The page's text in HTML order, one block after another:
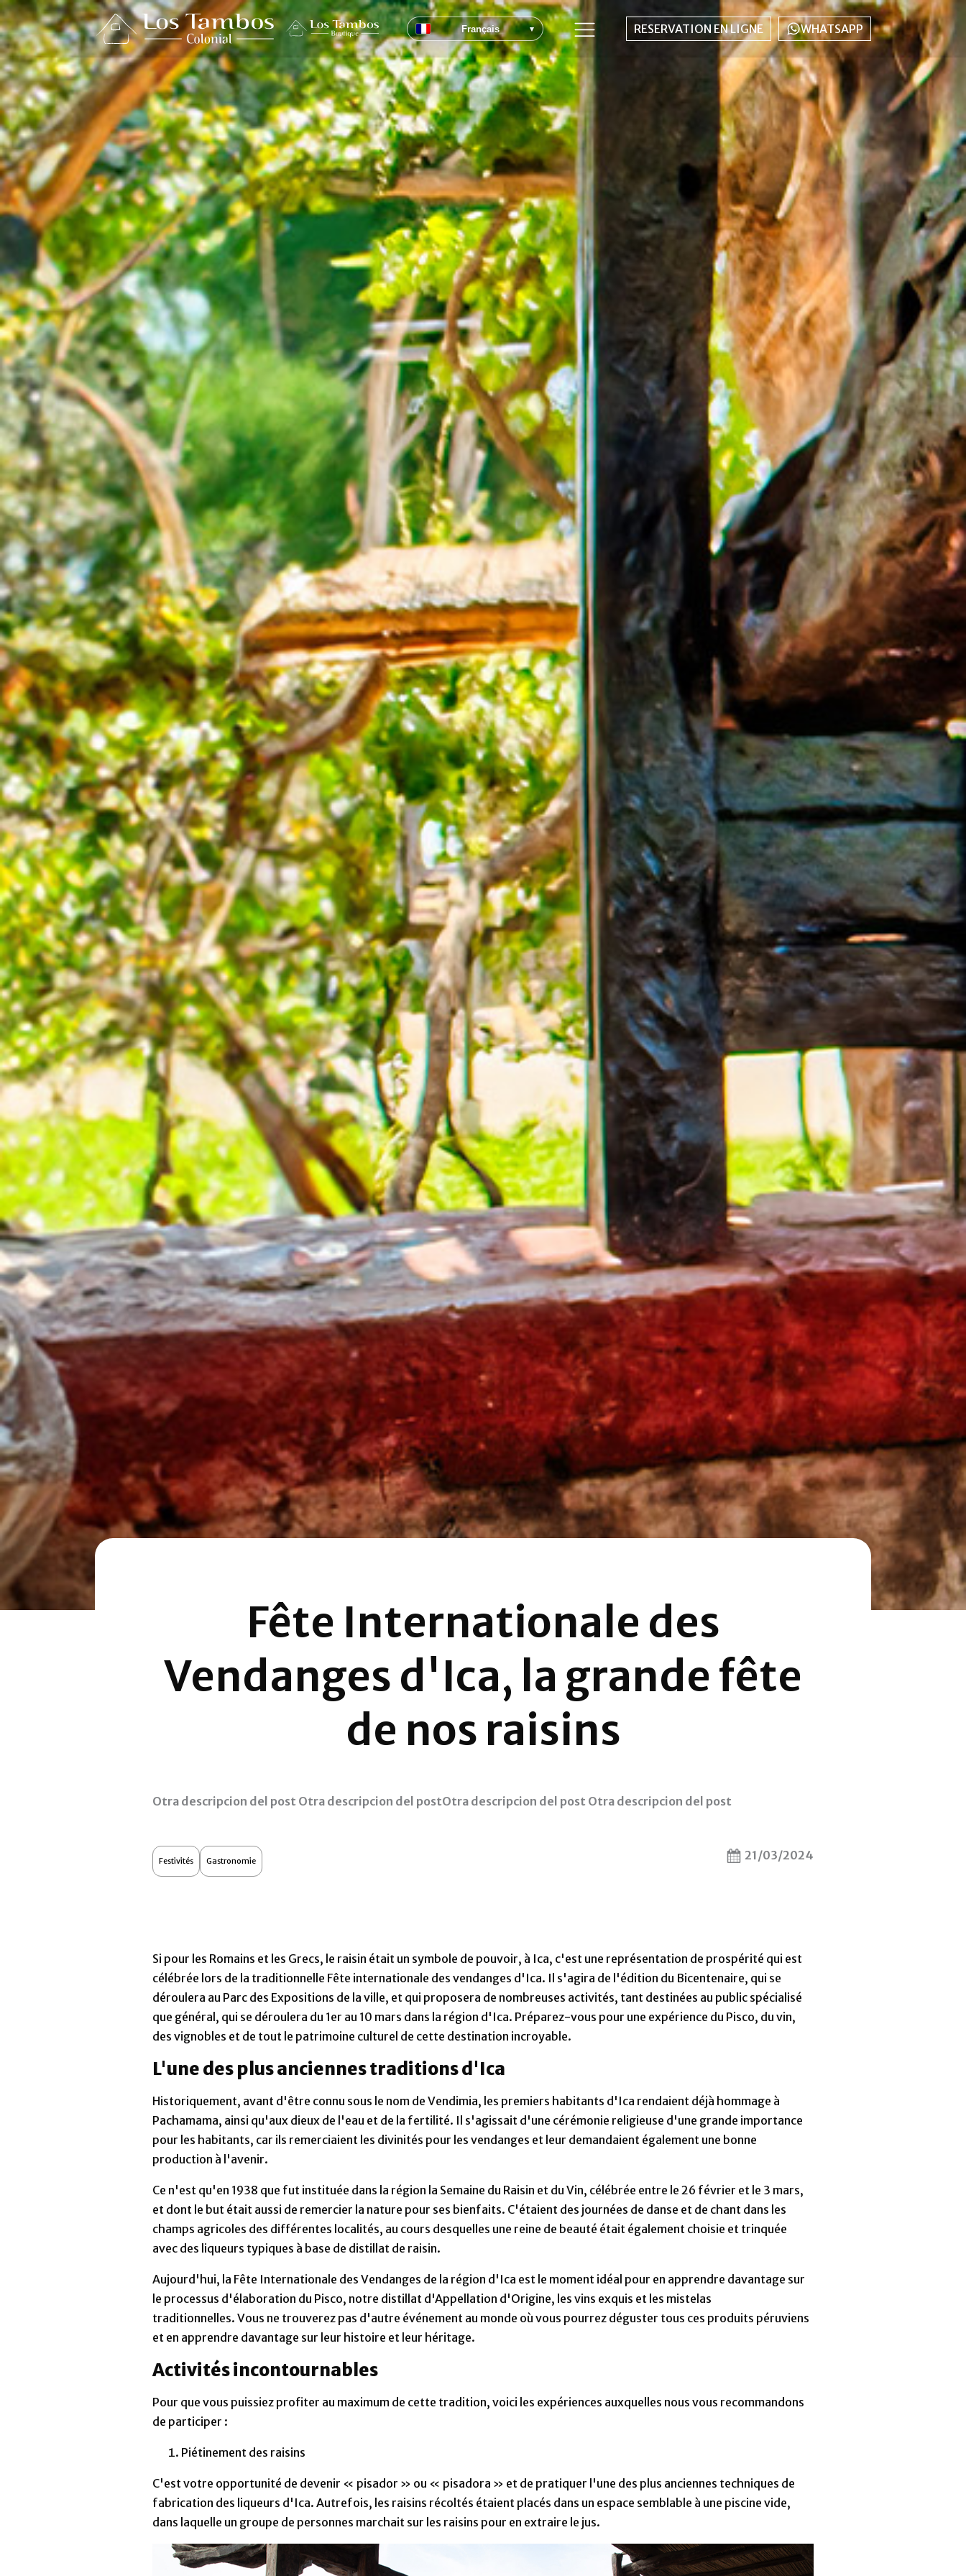
Français ▾ RESERVATION EN LIGNE WHATSAPP
Fête Internationale des
Vendanges d'Ica, la grande fête
de nos raisins
Otra descripcion del post Otra descripcion del postOtra descripcion del post Otra descripcion del post
Festivités Gastronomie 21/03/2024
Si pour les Romains et les Grecs, le raisin était un symbole de pouvoir, à Ica, c'est une représentation de prospérité qui est
célébrée lors de la traditionnelle Fête internationale des vendanges d'Ica. Il s'agira de l'édition du Bicentenaire, qui se
déroulera au Parc des Expositions de la ville, et qui proposera de nombreuses activités, tant destinées au public spécialisé
que général, qui se déroulera du 1er au 10 mars dans la région d'Ica. Préparez-vous pour une expérience du Pisco, du vin,
des vignobles et de tout le patrimoine culturel de cette destination incroyable.
L'une des plus anciennes traditions d'Ica
Historiquement, avant d'être connu sous le nom de Vendimia, les premiers habitants d'Ica rendaient déjà hommage à
Pachamama, ainsi qu'aux dieux de l'eau et de la fertilité. Il s'agissait d'une cérémonie religieuse d'une grande importance
pour les habitants, car ils remerciaient les divinités pour les vendanges et leur demandaient également une bonne
production à l'avenir.
Ce n'est qu'en 1938 que fut instituée dans la région la Semaine du Raisin et du Vin, célébrée entre le 26 février et le 3 mars,
et dont le but était aussi de remercier la nature pour ses bienfaits. C'étaient des journées de danse et de chant dans les
champs agricoles des différentes localités, au cours desquelles une reine de beauté était également choisie et trinquée
avec des liqueurs typiques à base de distillat de raisin.
Aujourd'hui, la Fête Internationale des Vendanges de la région d'Ica est le moment idéal pour en apprendre davantage sur
le processus d'élaboration du Pisco, notre distillat d'Appellation d'Origine, les vins exquis et les mistelas
traditionnelles. Vous ne trouverez pas d'autre événement au monde où vous pourrez déguster tous ces produits péruviens
et en apprendre davantage sur leur histoire et leur héritage.
Activités incontournables
Pour que vous puissiez profiter au maximum de cette tradition, voici les expériences auxquelles nous vous recommandons
de participer :
Piétinement des raisins
C'est votre opportunité de devenir « pisador » ou « pisadora » et de pratiquer l'une des plus anciennes techniques de
fabrication des liqueurs d'Ica. Autrefois, les raisins récoltés étaient placés dans un espace semblable à une piscine vide,
dans laquelle un groupe de personnes marchait sur les raisins pour en extraire le jus.